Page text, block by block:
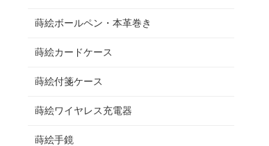
蒔絵ボールペン・本革巻き
蒔絵カードケース
蒔絵付箋ケース
蒔絵ワイヤレス充電器
蒔絵手鏡